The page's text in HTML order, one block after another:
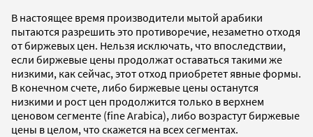
В настоящее время производители мытой арабики
пытаются разрешить это противоречие, незаметно отходя
от биржевых цен. Нельзя исключать, что впоследствии,
если биржевые цены продолжат оставаться такими же
низкими, как сейчас, этот отход приобретет явные формы.
В конечном счете, либо биржевые цены останутся
низкими и рост цен продолжится только в верхнем
ценовом сегменте (fine Arabica), либо возрастут биржевые
цены в целом, что скажется на всех сегментах.